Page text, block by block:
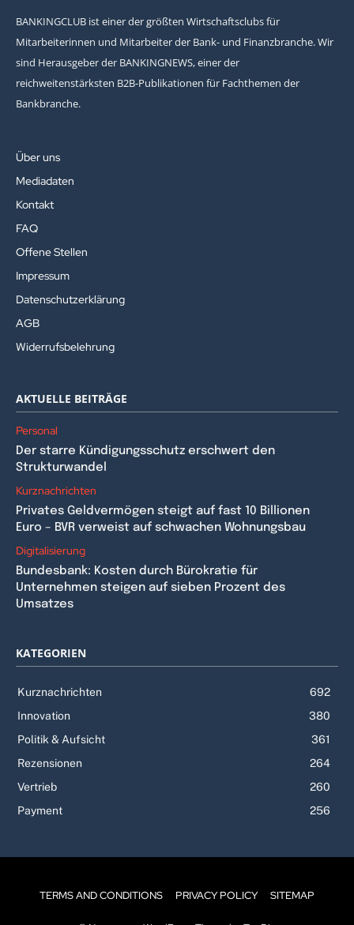
BANKINGCLUB ist einer der größten Wirtschaftsclubs für
Mitarbeiterinnen und Mitarbeiter der Bank- und Finanzbranche. Wir
sind Herausgeber der BANKINGNEWS, einer der
reichweitenstärksten B2B-Publikationen für Fachthemen der
Bankbranche.
Über uns
Mediadaten
Kontakt
FAQ
Offene Stellen
Impressum
Datenschutzerklärung
AGB
Widerrufsbelehrung
AKTUELLE BEITRÄGE
Personal
Der starre Kündigungsschutz erschwert den
Strukturwandel
Kurznachrichten
Privates Geldvermögen steigt auf fast 10 Billionen
Euro – BVR verweist auf schwachen Wohnungsbau
Digitalisierung
Bundesbank: Kosten durch Bürokratie für
Unternehmen steigen auf sieben Prozent des
Umsatzes
KATEGORIEN
Kurznachrichten
692
Innovation
380
Politik & Aufsicht
361
Rezensionen
264
Vertrieb
260
Payment
256
TERMS AND CONDITIONS PRIVACY POLICY SITEMAP